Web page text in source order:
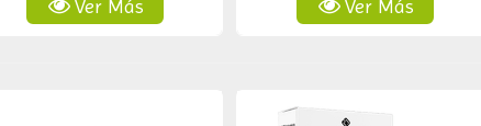
Ver Más Ver Más